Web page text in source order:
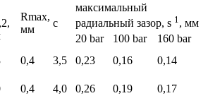
Rmax,
мм
c
максимальный
радиальный зазор, s 1 , мм
20 bar
100 bar
160 bar
0,4 3,5 0,23 0,16
0,14
0,4 4,0 0,26 0,19
0,17